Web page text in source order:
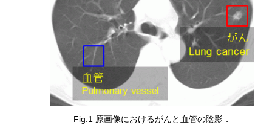
Fig.1 原画像におけるがんと血管の陰影．